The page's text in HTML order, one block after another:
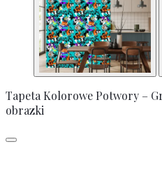
Tapeta Kolorowe Potwory –
obrazki